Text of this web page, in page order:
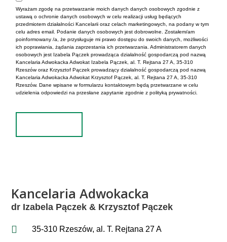
Wyrażam zgodę na przetwarzanie moich danych danych osobowych zgodnie z
ustawą o ochronie danych osobowych w celu realizacji usług będących
przedmiotem działalności Kancelarii oraz celach marketingowych, na podany w tym
celu adres email. Podanie danych osobowych jest dobrowolne. Zostałem/am
poinformowany /a, że przysługuje mi prawo dostępu do swoich danych, możliwości
ich poprawiania, żądania zaprzestania ich przetwarzania. Administratorem danych
osobowych jest Izabela Pączek prowadząca działalność gospodarczą pod nazwą
Kancelaria Adwokacka Adwokat Izabela Pączek, al. T. Rejtana 27 A, 35-310
Rzeszów oraz Krzysztof Pączek prowadzący działalność gospodarczą pod nazwą
Kancelaria Adwokacka Adwokat Krzysztof Pączek, al. T. Rejtana 27 A, 35-310
Rzeszów. Dane wpisane w formularzu kontaktowym będą przetwarzane w celu
udzielenia odpowiedzi na przesłane zapytanie zgodnie z polityką prywatności.
Kancelaria Adwokacka
dr Izabela Pączek & Krzysztof Pączek
35-310 Rzeszów, al. T. Rejtana 27 A